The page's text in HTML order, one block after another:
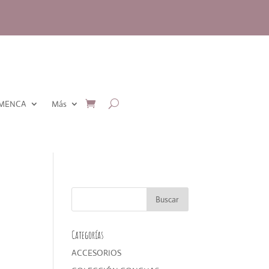
Más
Categorías
ACCESORIOS